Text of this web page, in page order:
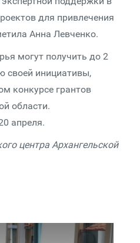
для привлечения
Анна Левченко.
могут получить до 2
своей инициативы,
конкурсе грантов
области.
апреля.
центра Архангельской